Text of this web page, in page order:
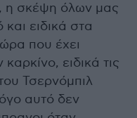
η σκέψη όλων μας
ειδικά στα
που έχει
ειδικά τις
Τσερνόμπιλ
αυτό δεν